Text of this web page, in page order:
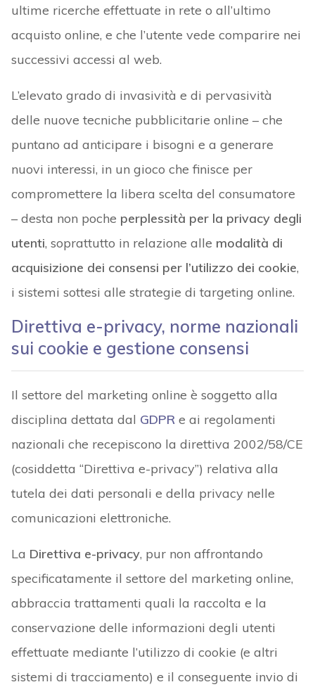
ultime ricerche effettuate in rete o all’ultimo
acquisto online, e che l’utente vede comparire nei
successivi accessi al web.
L’elevato grado di invasività e di pervasività
delle nuove tecniche pubblicitarie online – che
puntano ad anticipare i bisogni e a generare
nuovi interessi, in un gioco che finisce per
compromettere la libera scelta del consumatore
– desta non poche perplessità per la privacy degli
utenti, soprattutto in relazione alle modalità di
acquisizione dei consensi per l’utilizzo dei cookie,
i sistemi sottesi alle strategie di targeting online.
Direttiva e-privacy, norme nazionali
sui cookie e gestione consensi
Il settore del marketing online è soggetto alla
disciplina dettata dal GDPRe ai regolamenti
nazionali che recepiscono la direttiva 2002/58/CE
(cosiddetta “Direttiva e-privacy”) relativa alla
tutela dei dati personali e della privacy nelle
comunicazioni elettroniche.
La Direttiva e-privacy, pur non affrontando
specificatamente il settore del marketing online,
abbraccia trattamenti quali la raccolta e la
conservazione delle informazioni degli utenti
effettuate mediante l’utilizzo di cookie (e altri
sistemi di tracciamento) e il conseguente invio di